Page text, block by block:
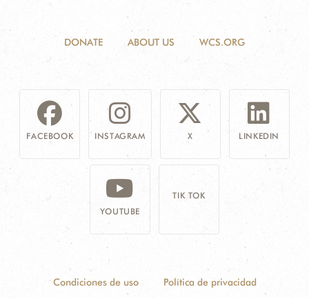
DONATE ABOUT US WCS.ORG
FACEBOOK INSTAGRAM X LINKEDIN
YOUTUBE
TIK TOK
Condiciones de uso Política de privacidad